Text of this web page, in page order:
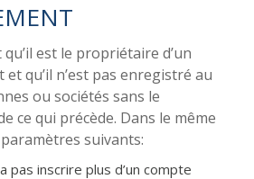
est le propriétaire d’un
et qu’il n’est pas enregistré au
ou sociétés sans le
ce qui précède. Dans le même
suivants:
pas inscrire plus d’un compte